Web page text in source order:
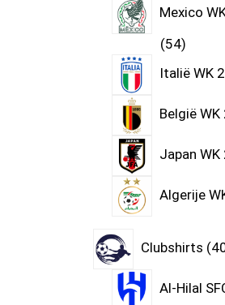
Mexico
54
Italië WK
België
Japan
Algerije
Clubshirts
Al-Hilal